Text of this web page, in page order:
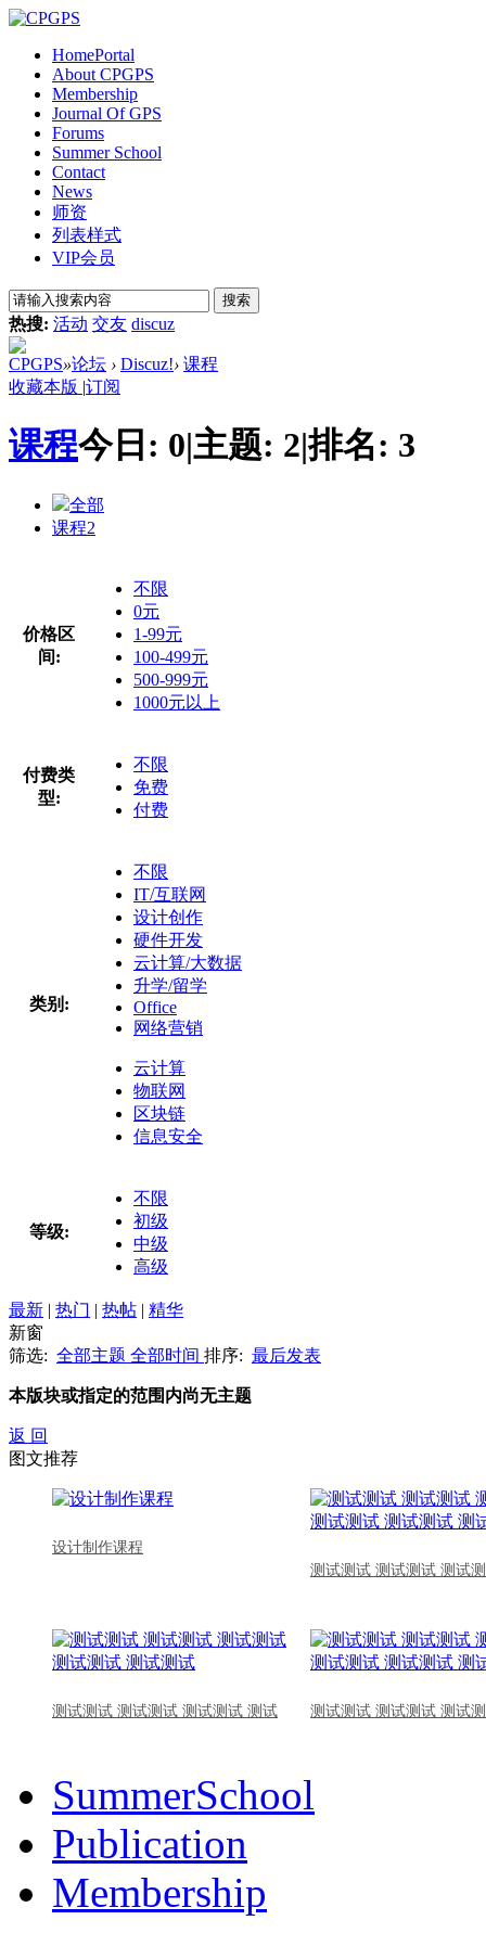
HomePortal
About CPGPS
Membership
Journal Of GPS
Forums
Summer School
Contact
News
师资
列表样式
VIP会员
搜索
热搜: 活动 交友 discuz
CPGPS»论坛 › Discuz!› 课程
收藏本版 |订阅
课程今日: 0|主题: 2|排名: 3
全部
课程2
价格区
间:
不限
0元
1-99元
100-499元
500-999元
1000元以上
付费类
型:
不限
免费
付费
类别:
不限
IT/互联网
设计创作
硬件开发
云计算/大数据
升学/留学
Office
网络营销
云计算
物联网
区块链
信息安全
等级:
不限
初级
中级
高级
最新 | 热门 | 热帖 | 精华
新窗
筛选: 全部主题 全部时间 排序: 最后发表
本版块或指定的范围内尚无主题
返 回
图文推荐
设计制作课程
测试测试 测试测试 测试
测试测试 测试测试 测试测试 测试 测试测试 测试测试 测试
SummerSchool
Publication
Membership